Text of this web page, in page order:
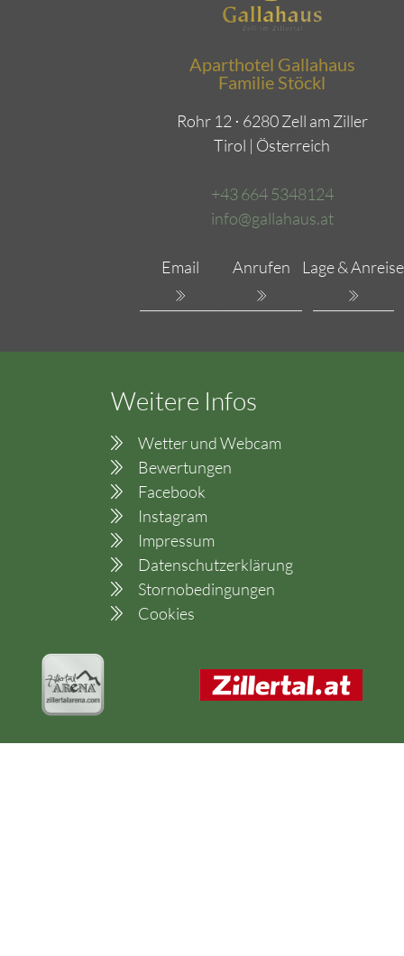
Aparthotel Gallahaus
Familie Stöckl
Rohr 12 ⋅ 6280 Zell am Ziller
Tirol | Österreich
+43 664 5348124
info@gallahaus.at
Email Anrufen Lage & Anreise
Weitere Infos
Wetter und Webcam
Bewertungen
Facebook
Instagram
Impressum
Datenschutzerklärung
Stornobedingungen
Cookies